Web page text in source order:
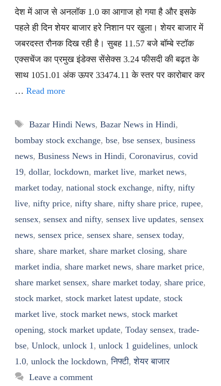
देश में आज से अनलॉक 1.0 का आगाज हो गया है और इसके
पहले ही दिन शेयर बाजार हरे निशान पर खुला। शेयर बाजार में
जबरदस्त रौनक दिख रही है। सुबह 11.57 बजे बॉम्बे स्टॉक
एक्सचेंज का प्रमुख इंडेक्स सेंसेक्स 3.24 फीसदी की बढ़त के
साथ 1051.01 अंक ऊपर 33474.11 के स्तर पर कारोबार कर
… Read more
Tags
Bazar Hindi News, Bazar News in Hindi,
bombay stock exchange, bse, bse sensex, business
news, Business News in Hindi, Coronavirus, covid
19, dollar, lockdown, market live, market news,
market today, national stock exchange, nifty, nifty
live, nifty price, nifty share, nifty share price, rupee,
sensex, sensex and nifty, sensex live updates, sensex
news, sensex price, sensex share, sensex today,
share, share market, share market closing, share
market india, share market news, share market price,
share market sensex, share market today, share price,
stock market, stock market latest update, stock
market live, stock market news, stock market
opening, stock market update, Today sensex, trade-
bse, Unlock, unlock 1 , unlock 1 guidelines, unlock
1.0, unlock the lockdown,निफ्टी,शेयर बाजार
Leave a comment